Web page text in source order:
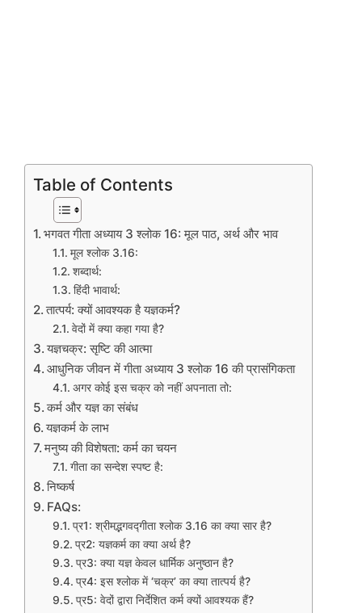
Table of Contents
भगवत गीता अध्याय 3 श्लोक 16: मूल पाठ, अर्थ और भाव
मूल श्लोक 3.16:
शब्दार्थ:
हिंदी भावार्थ:
तात्पर्य: क्यों आवश्यक है यज्ञकर्म?
वेदों में क्या कहा गया है?
यज्ञचक्र: सृष्टि की आत्मा
आधुनिक जीवन में गीता अध्याय 3 श्लोक 16 की प्रासंगिकता
अगर कोई इस चक्र को नहीं अपनाता तो:
कर्म और यज्ञ का संबंध
यज्ञकर्म के लाभ
मनुष्य की विशेषता: कर्म का चयन
गीता का सन्देश स्पष्ट है:
निष्कर्ष
FAQs:
प्र1: श्रीमद्भगवद्गीता श्लोक 3.16 का क्या सार है?
प्र2: यज्ञकर्म का क्या अर्थ है?
प्र3: क्या यज्ञ केवल धार्मिक अनुष्ठान है?
प्र4: इस श्लोक में ‘चक्र’ का क्या तात्पर्य है?
प्र5: वेदों द्वारा निर्देशित कर्म क्यों आवश्यक हैं?